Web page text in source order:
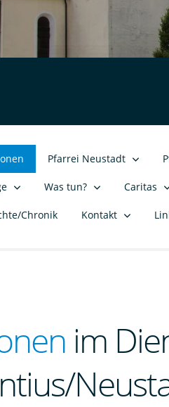
Pfarrei Neustadt
Was tun? Caritas
Chronik Kontakt
im